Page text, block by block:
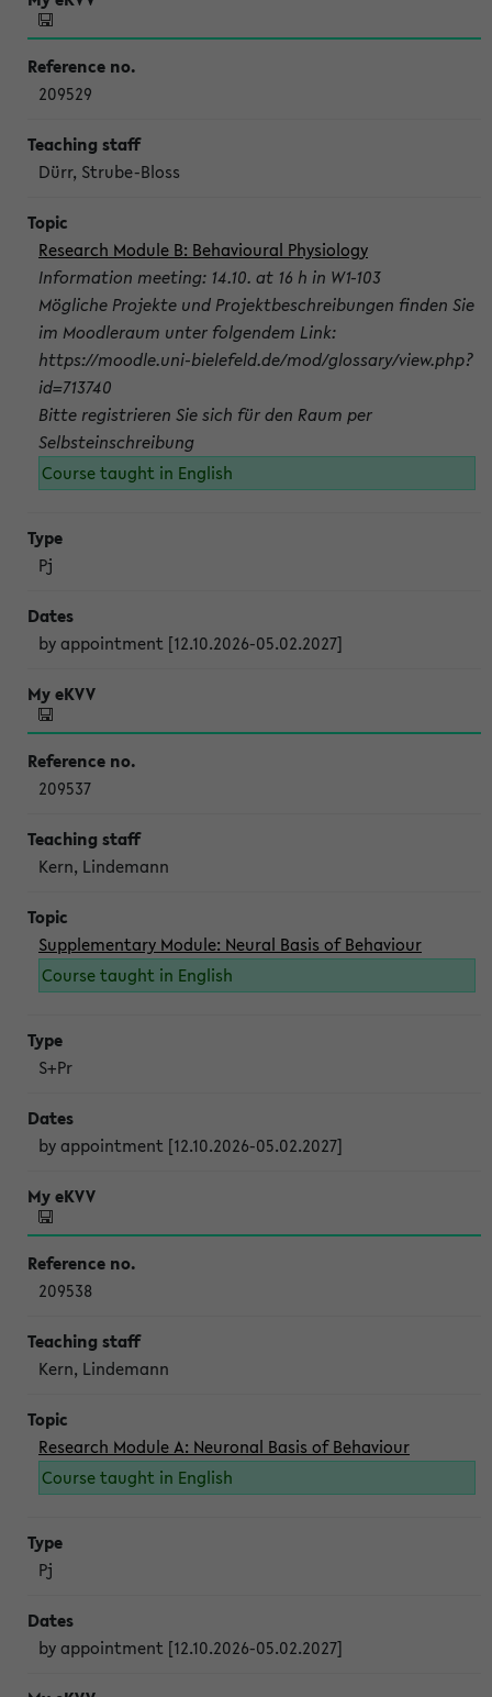
209529
Dürr, Strube-Bloss
Research Module B: Behavioural Physiology
Information meeting: 14.10. at 16 h in W1-103
Mögliche Projekte und Projektbeschreibungen finden Sie
im Moodleraum unter folgendem Link:
https://moodle.uni-bielefeld.de/mod/glossary/view.php?
id=713740
Bitte registrieren Sie sich für den Raum per
Selbsteinschreibung
Course taught in English
Pj
by appointment [12.10.2026-05.02.2027]
209537
Kern, Lindemann
Supplementary Module: Neural Basis of Behaviour
Course taught in English
S+Pr
by appointment [12.10.2026-05.02.2027]
209538
Kern, Lindemann
Research Module A: Neuronal Basis of Behaviour
Course taught in English
Pj
by appointment [12.10.2026-05.02.2027]